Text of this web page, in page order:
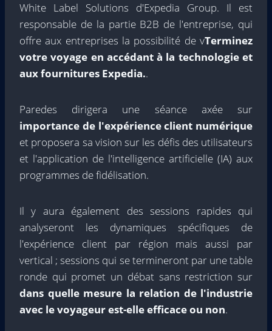
White Label Solutions d'Expedia Group. Il est
responsable de la partie B2B de l'entreprise, qui
offre aux entreprises la possibilité de vTerminez
votre voyage en accédant à la technologie et
aux fournitures Expedia..
Paredes dirigera une séance axée sur
importance de l'expérience client numérique
et proposera sa vision sur les défis des utilisateurs
et l'application de l'intelligence artificielle (IA) aux
programmes de fidélisation.
Il y aura également des sessions rapides qui
analyseront les dynamiques spécifiques de
l'expérience client par région mais aussi par
vertical ; sessions qui se termineront par une table
ronde qui promet un débat sans restriction sur
dans quelle mesure la relation de l'industrie
avec le voyageur est-elle efficace ou non.